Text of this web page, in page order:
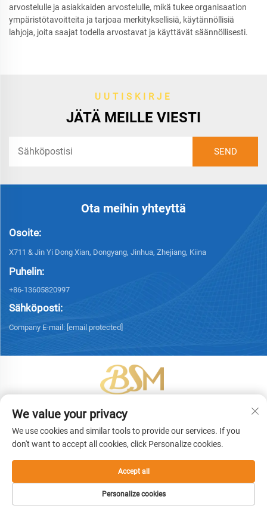
arvostelulle ja asiakkaiden arvostelulle, mikä tukee organisaation
ympäristötavoitteita ja tarjoaa merkityksellisiä, käytännöllisiä
lahjoja, joita saajat todella arvostavat ja käyttävät säännöllisesti.
UUTISKIRJE
JÄTÄ MEILLE VIESTI
Ota meihin yhteyttä
Osoite:
X711 & Jin Yi Dong Xian, Dongyang, Jinhua, Zhejiang, Kiina
Puhelin:
+86-13605820997
Sähköposti:
Company E-mail: [email protected]
Tekijänoikeus © 2026 Yiwu Bingsheng Packaging Technology Co., Ltd.
Kaikki oikeudet pidätetään. -Tietosuojakäytäntö
We value your privacy
We use cookies and similar tools to provide our services. If you
don't want to accept all cookies, click Personalize cookies.
Personalize cookies
Accept all